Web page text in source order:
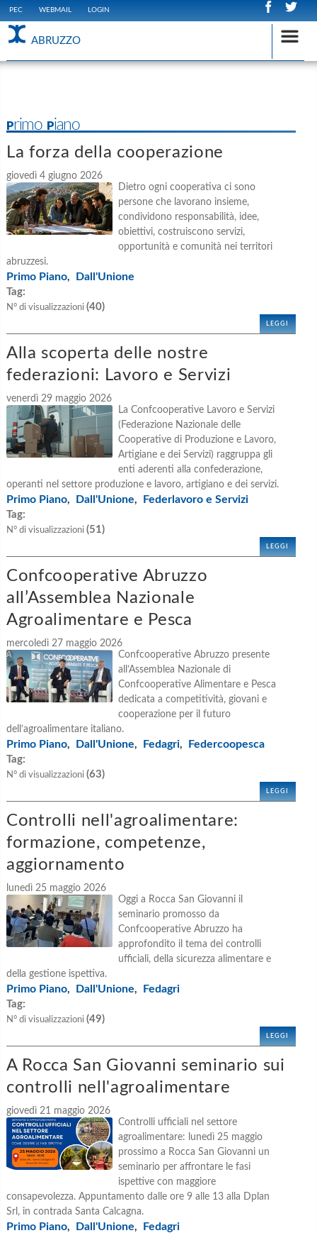
PEC WEBMAIL LOGIN
ABRUZZO
Primo Piano
La forza della cooperazione
giovedì 4 giugno 2026
Dietro ogni cooperativa ci sono
persone che lavorano insieme,
condividono responsabilità, idee,
obiettivi, costruiscono servizi,
opportunità e comunità nei territori
abruzzesi.
Primo Piano, Dall'Unione
Tag:
N° di visualizzazioni (40)
LEGGI
Alla scoperta delle nostre
federazioni: Lavoro e Servizi
venerdì 29 maggio 2026
La Confcooperative Lavoro e Servizi
(Federazione Nazionale delle
Cooperative di Produzione e Lavoro,
Artigiane e dei Servizi) raggruppa gli
enti aderenti alla confederazione,
operanti nel settore produzione e lavoro, artigiano e dei servizi.
Primo Piano, Dall'Unione, Federlavoro e Servizi
Tag:
N° di visualizzazioni (51)
LEGGI
Confcooperative Abruzzo
all’Assemblea Nazionale
Agroalimentare e Pesca
mercoledì 27 maggio 2026
Confcooperative Abruzzo presente
all’Assemblea Nazionale di
Confcooperative Alimentare e Pesca
dedicata a competitività, giovani e
cooperazione per il futuro
dell’agroalimentare italiano.
Primo Piano, Dall'Unione, Fedagri, Federcoopesca
Tag:
N° di visualizzazioni (63)
LEGGI
Controlli nell'agroalimentare:
formazione, competenze,
aggiornamento
lunedì 25 maggio 2026
Oggi a Rocca San Giovanni il
seminario promosso da
Confcooperative Abruzzo ha
approfondito il tema dei controlli
ufficiali, della sicurezza alimentare e
della gestione ispettiva.
Primo Piano, Dall'Unione, Fedagri
Tag:
N° di visualizzazioni (49)
LEGGI
A Rocca San Giovanni seminario sui
controlli nell'agroalimentare
giovedì 21 maggio 2026
Controlli ufficiali nel settore
agroalimentare: lunedì 25 maggio
prossimo a Rocca San Giovanni un
seminario per affrontare le fasi
ispettive con maggiore
consapevolezza. Appuntamento dalle ore 9 alle 13 alla Dplan
Srl, in contrada Santa Calcagna.
Primo Piano, Dall'Unione, Fedagri